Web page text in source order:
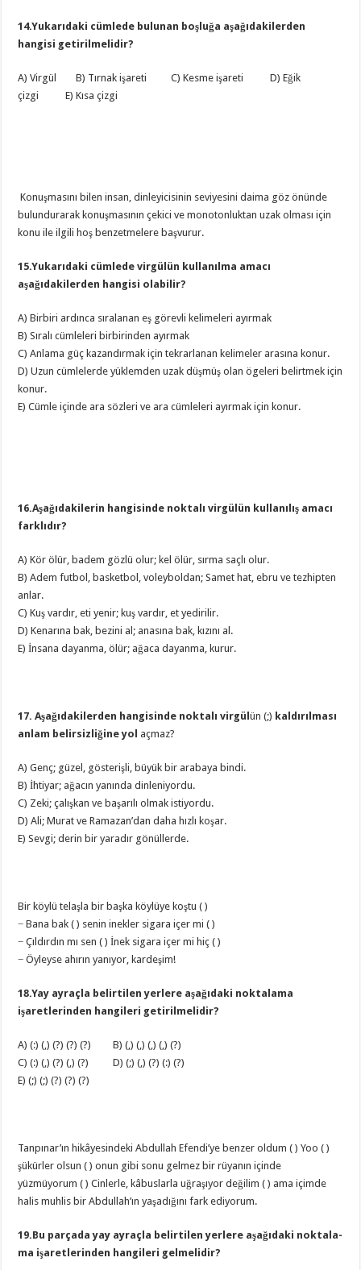
14.Yukarıdaki cümlede bulunan boşluğa aşağıdakilerden
hangisi getirilmelidir?
A) Virgül B) Tırnak işareti C) Kesme işareti D) Eğik
çizgi E) Kısa çizgi
Konuşmasını bilen insan, dinleyicisinin seviyesini daima göz önünde
bulundurarak konuşmasının çekici ve monotonluktan uzak olması için
konu ile ilgili hoş benzetmelere başvurur.
15.Yukarıdaki cümlede virgülün kullanılma amacı
aşağıdakilerden hangisi olabilir?
A) Birbiri ardınca sıralanan eş görevli kelimeleri ayırmak
B) Sıralı cümleleri birbirinden ayırmak
C) Anlama güç kazandırmak için tekrarlanan kelimeler arasına konur.
D) Uzun cümlelerde yüklemden uzak düşmüş olan ögeleri belirtmek için
konur.
E) Cümle içinde ara sözleri ve ara cümleleri ayırmak için konur.
16.Aşağıdakilerin hangisinde noktalı virgülün kullanılış amacı
farklıdır?
A) Kör ölür, badem gözlü olur; kel ölür, sırma saçlı olur.
B) Adem futbol, basketbol, voleyboldan; Samet hat, ebru ve tezhipten
anlar.
C) Kuş vardır, eti yenir; kuş vardır, et yedirilir.
D) Kenarına bak, bezini al; anasına bak, kızını al.
E) İnsana dayanma, ölür; ağaca dayanma, kurur.
17. Aşağıdakilerden hangisinde noktalı virgülün (;) kaldırılması
anlam belirsizliğine yol açmaz?
A) Genç; güzel, gösterişli, büyük bir arabaya bindi.
B) İhtiyar; ağacın yanında dinleniyordu.
C) Zeki; çalışkan ve başarılı olmak istiyordu.
D) Ali; Murat ve Ramazan’dan daha hızlı koşar.
E) Sevgi; derin bir yaradır gönüllerde.
Bir köylü telaşla bir başka köylüye koştu ( )
− Bana bak ( ) senin inekler sigara içer mi ( )
− Çıldırdın mı sen ( ) İnek sigara içer mi hiç ( )
− Öyleyse ahırın yanıyor, kardeşim!
18.Yay ayraçla belirtilen yerlere aşağıdaki noktalama
işaretlerinden hangileri getirilmelidir?
A) (:) (,) (?) (?) (?) B) (,) (,) (,) (,) (?)
C) (:) (,) (?) (,) (?) D) (;) (,) (?) (:) (?)
E) (;) (;) (?) (?) (?)
Tanpınar’ın hikâyesindeki Abdullah Efendi’ye benzer oldum ( ) Yoo ( )
şükürler olsun ( ) onun gibi sonu gelmez bir rüyanın içinde
yüzmüyorum ( ) Cinlerle, kâbuslarla uğraşıyor değilim ( ) ama içimde
halis muhlis bir Abdullah’ın yaşadığını fark ediyorum.
19.Bu parçada yay ayraçla belirtilen yerlere aşağıdaki noktala-
ma işaretlerinden hangileri gelmelidir?